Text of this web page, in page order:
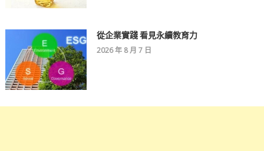
從企業實踐 看見永續教育力
2026 年 8 月 7 日